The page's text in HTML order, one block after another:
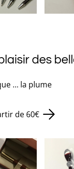
des
… la plume
de 60€